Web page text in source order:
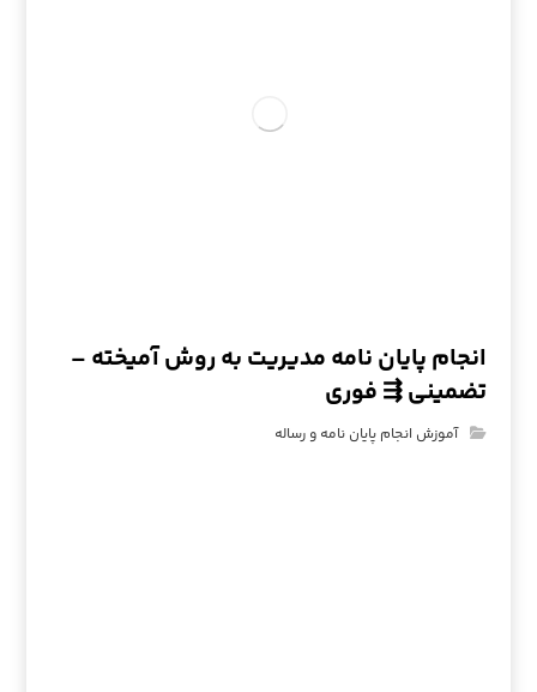
انجام پایان نامه مدیریت به روش آمیخته –
تضمینی ⇶ فوری
آموزش انجام پایان نامه و رساله